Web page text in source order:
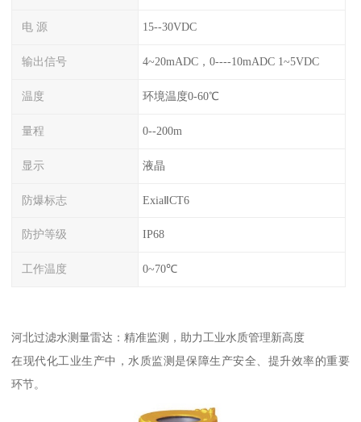
电 源 15--30VDC
输出信号 4~20mADC，0----10mADC 1~5VDC
温度 环境温度0-60℃
量程 0--200m
显示 液晶
防爆标志 ExiaⅡCT6
防护等级 IP68
工作温度 0~70℃
河北过滤水测量雷达：精准监测，助力工业水质管理新高度
在现代化工业生产中，水质监测是保障生产安全、提升效率的重要
环节。